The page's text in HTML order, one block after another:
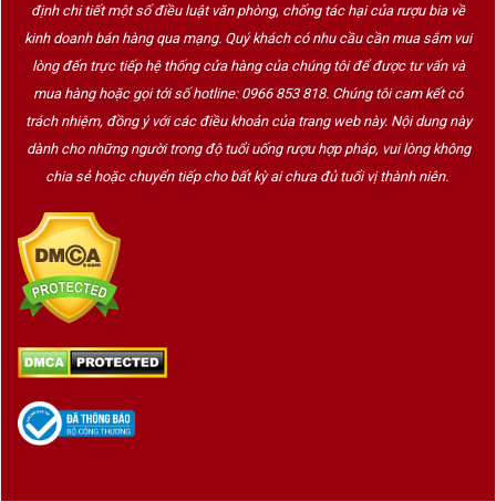
định chi tiết một số điều luật văn phòng, chống tác hại của rượu bia về
kinh doanh bán hàng qua mạng. Quý khách có nhu cầu cần mua sắm vui
lòng đến trực tiếp hệ thống cửa hàng của chúng tôi để được tư vấn và
mua hàng hoặc gọi tới số hotline: 0966 853 818. Chúng tôi cam kết có
trách nhiệm, đồng ý với các điều khoản của trang web này. Nội dung này
dành cho những người trong độ tuổi uống rượu hợp pháp, vui lòng không
chia sẻ hoặc chuyển tiếp cho bất kỳ ai chưa đủ tuổi vị thành niên.